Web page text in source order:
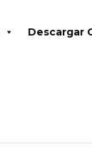
Descargar